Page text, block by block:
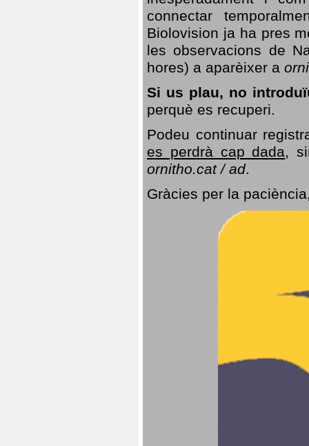
connectar
Biolovision ja ha pres
les observacions de
hores) a aparèixer a
Si us plau, no
perquè es recuperi.
Podeu continuar
es perdrà cap dada,
ornitho.cat / ad.
Gràcies per la